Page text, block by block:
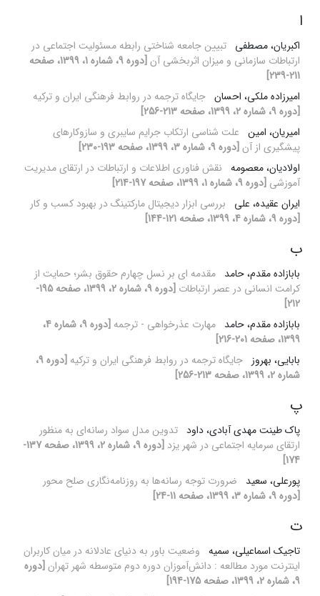
ا
اکبریان، مصطفی تبیین جامعه شناختی رابطه مسئولیت اجتماعی در
ارتباطات سازمانی و میزان اثربخشی آن
[دوره 9، شماره 1، 1399، صفحه
211-239]
امیرزاده ملکی، احسان جایگاه ترجمه در روابط فرهنگی ایران و ترکیه
[دوره 9، شماره 2، 1399، صفحه 213-256]
امیریان، امین علت شناسی ارتکاب جرایم سایبری و سازوکارهای
پیشگیری از آن [دوره 9، شماره 3، 1399، صفحه 193-230]
اولادیان، معصومه نقش فناوری اطلاعات و ارتباطات در ارتقای مدیریت
آموزشی [دوره 9، شماره 1، 1399، صفحه 197-214]
ایران عقیده، علی
بررسی ابزار دیجیتال مارکتینگ در بهبود کسب و کار
[دوره 9، شماره 4، 1399، صفحه 121-144]
ب
بابازاده مقدم، حامد مقدمه ای بر نسل چهارم حقوق بشر؛ حمایت از
کرامت انسانی در عصر ارتباطات
[دوره 9، شماره 2، 1399، صفحه 195-
212]
بابازاده مقدم، حامد مهارت عذرخواهی - ترجمه
[دوره 9، شماره 4،
1399، صفحه 201-216]
بابایی، بهروز جایگاه ترجمه در روابط فرهنگی ایران و ترکیه
[دوره 9،
شماره 2، 1399، صفحه 213-256]
پ
پاک طینت مهدی آبادی، داود تدوین مدل سواد رسانه‌ای به منظور
ارتقای سرمایه اجتماعی در شهر یزد
[دوره 9، شماره 2، 1399، صفحه 137-
174]
پورعلی، سعید
ضرورت توجه رسانه‌ها به روزنامه‌نگاری صلح محور
[دوره 9، شماره 3، 1399، صفحه 11-24]
ت
تاجیک اسماعیلی، سمیه وضعیت باور به دنیای عادلانه در میان کاربران
اینترنت مورد مطالعه : دانش‌آموزان دوره دوم متوسطه شهر تهران [دوره
9، شماره 2، 1399، صفحه 175-194]